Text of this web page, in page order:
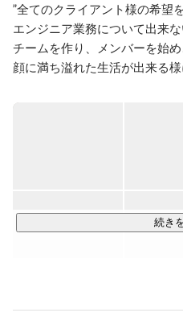
”全てのクライアント様の希望
エンジニア業務について出来
チームを作り、メンバーを始
顔に満ち溢れた生活が出来る様
・技術力のソリューション提案
続き